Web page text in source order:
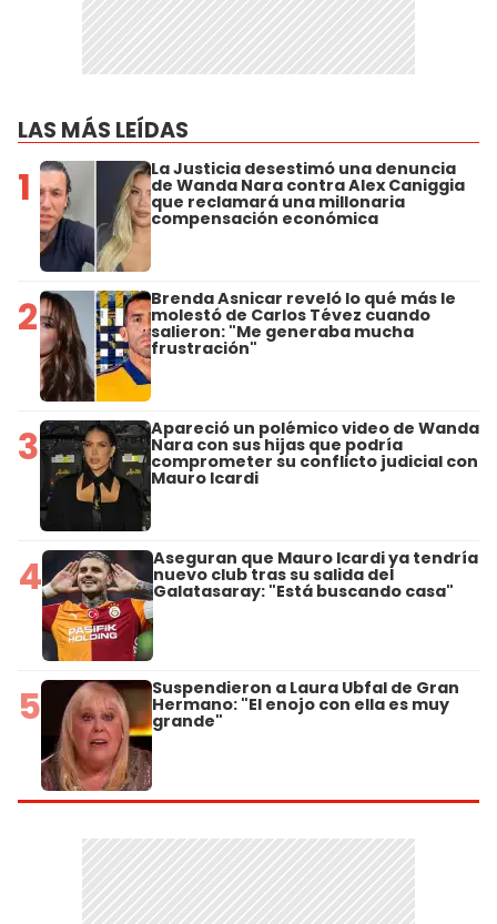
LAS MÁS LEÍDAS
1 La Justicia desestimó una denuncia
de Wanda Nara contra Alex Caniggia
que reclamará una millonaria
compensación económica
2 Brenda Asnicar reveló lo qué más le
molestó de Carlos Tévez cuando
salieron: "Me generaba mucha
frustración"
3 Apareció un polémico video de Wanda
Nara con sus hijas que podría
comprometer su conflicto judicial con
Mauro Icardi
4 Aseguran que Mauro Icardi ya tendría
nuevo club tras su salida del
Galatasaray: "Está buscando casa"
5 Suspendieron a Laura Ubfal de Gran
Hermano: "El enojo con ella es muy
grande"